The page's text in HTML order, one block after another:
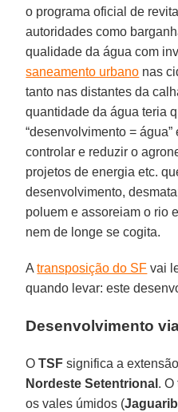
o programa oficial de
autoridades como
qualidade da água com
saneamento urbano nas
tanto nas distantes da
quantidade da água teria
“desenvolvimento =
controlar e reduzir o
projetos de energia etc.
desenvolvimento,
poluem e assoreiam o rio
nem de longe se cogita.
Atransposição do SF vai
quando levar: este
Desenvolvimento
OTSF significa a
Nordeste Setentrional . O
os vales úmidos (